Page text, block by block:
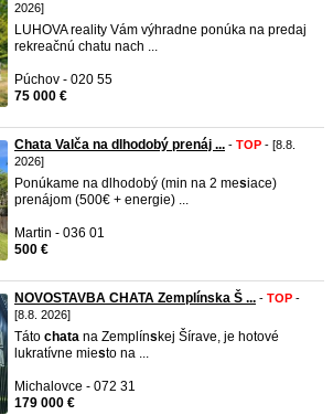
2026]
LUHOVA reality Vám výhradne ponúka na predaj
rekreačnú chatu nach ...
Púchov - 020 55
75 000 €
Chata Valča na dlhodobý prenáj ... - TOP - [8.8.
2026]
Ponúkame na dlhodobý (min na 2 mesiace)
prenájom (500€ + energie) ...
Martin - 036 01
500 €
NOVOSTAVBA CHATA Zemplínska Š ... - TOP -
[8.8. 2026]
Táto chata na Zemplínskej Šírave, je hotové
lukratívne miesto na ...
Michalovce - 072 31
179 000 €